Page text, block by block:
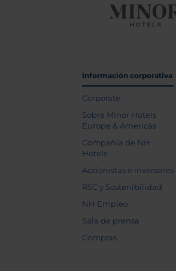
Información corporativa
Corporate
Sobre Minor Hotels
Europe & Americas
Compañía de NH
Hotels
Accionistas e inversores
RSC y Sostenibilidad
NH Empleo
Sala de prensa
Compras